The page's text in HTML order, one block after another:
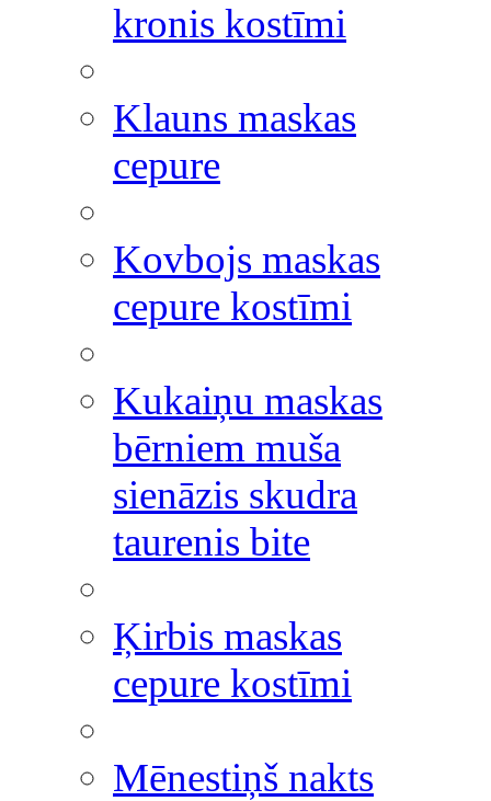
kronis kostīmi
Klauns maskas
cepure
Kovbojs maskas
cepure kostīmi
Kukaiņu maskas
bērniem muša
sienāzis skudra
taurenis bite
Ķirbis maskas
cepure kostīmi
Mēnestiņš nakts